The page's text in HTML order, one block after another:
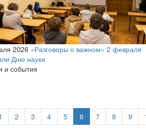
2026 «Разговоры о важном» 2 февраля
Дню науки
и события
2 3 4 5 6 7 8 9